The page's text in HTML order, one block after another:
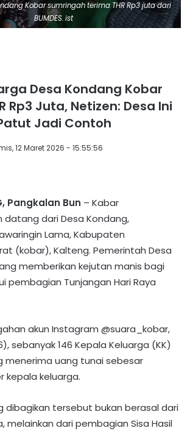
Kobar sumringah terima THR Rp3 juta dari
BUMDES. ist
Desa Kondang Kobar
Rp3 Juta, Netizen: Desa Ini
Jadi Contoh
12 Maret 2026 - 15:55:56
Pangkalan Bun – Kabar
dari Desa Kondang,
Lama, Kabupaten
(kobar), Kalteng. Pemerintah Desa
memberikan kejutan manis bagi
pembagian Tunjangan Hari Raya
akun Instagram @suara_kobar,
sebanyak 146 Kepala Keluarga (KK)
menerima uang tunai sebesar
kepala keluarga.
dibagikan tersebut bukan berasal dari
melainkan dari pembagian Sisa Hasil